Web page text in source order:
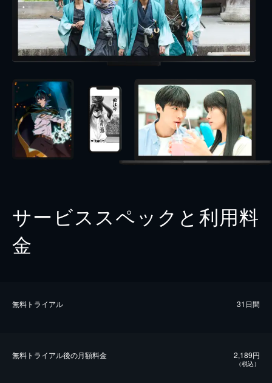
サービススペックと利用料
金
無料トライアル 31日間
無料トライアル後の⽉額料金 2,189円
（税込）